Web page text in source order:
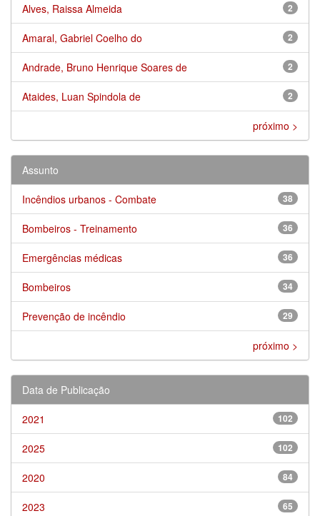
2
Alves, Raissa Almeida
2
Amaral, Gabriel Coelho do
2
Andrade, Bruno Henrique Soares de
2
Ataides, Luan Spindola de
próximo >
Assunto
38
Incêndios urbanos - Combate
36
Bombeiros - Treinamento
36
Emergências médicas
34
Bombeiros
29
Prevenção de incêndio
próximo >
Data de Publicação
102
2021
102
2025
84
2020
65
2023